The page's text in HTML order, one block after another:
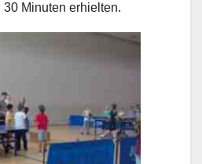
Minuten erhielten.